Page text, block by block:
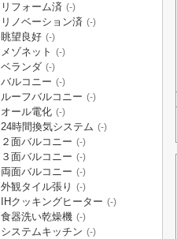
リフォーム済 (-)
リノベーション済 (-)
眺望良好 (-)
メゾネット (-)
ベランダ (-)
バルコニー (-)
ルーフバルコニー (-)
オール電化 (-)
24時間換気システム (-)
２面バルコニー (-)
３面バルコニー (-)
両面バルコニー (-)
外観タイル張り (-)
IHクッキングヒーター (-)
食器洗い乾燥機 (-)
システムキッチン (-)